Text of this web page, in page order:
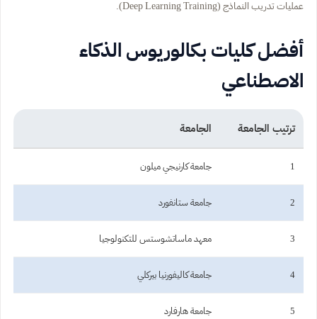
عمليات تدريب النماذج (Deep Learning Training).
أفضل كليات بكالوريوس الذكاء
الاصطناعي
ترتيب الجامعة الجامعة
1 جامعة كارنيجي ميلون
2 جامعة ستانفورد
3 معهد ماساتشوستس للتكنولوجيا
4 جامعة كاليفورنيا بيركلي
5 جامعة هارفارد